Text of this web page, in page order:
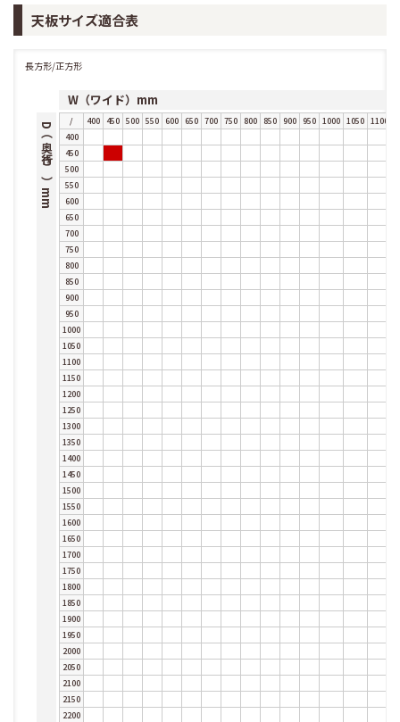
天板サイズ適合表
長方形/正方形
W（ワイド）mm
D（奥行き）mm
/ 400 450 500 550 600 650 700 750 800 850 900 950 1000 1050 1100
400
450
500
550
600
650
700
750
800
850
900
950
1000
1050
1100
1150
1200
1250
1300
1350
1400
1450
1500
1550
1600
1650
1700
1750
1800
1850
1900
1950
2000
2050
2100
2150
2200